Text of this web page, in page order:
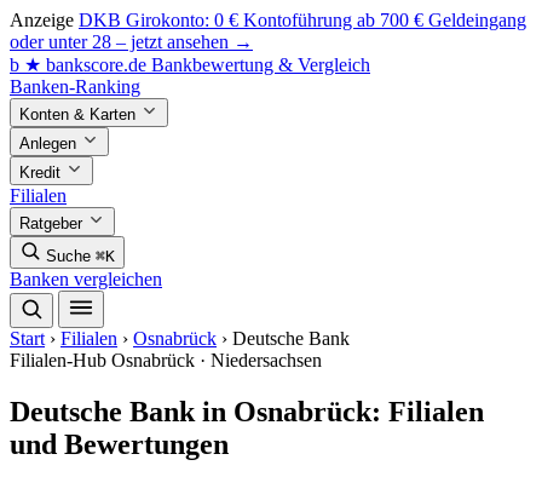
Anzeige DKB Girokonto: 0 € Kontoführung ab 700 € Geldeingang
oder unter 28 – jetzt ansehen →
b ★ bankscore.de Bankbewertung & Vergleich
Banken-Ranking
Konten & Karten
Anlegen
Kredit
Filialen
Ratgeber
Suche ⌘K
Banken vergleichen
Start › Filialen › Osnabrück › Deutsche Bank
Filialen-Hub Osnabrück · Niedersachsen
Deutsche Bank in Osnabrück: Filialen
und Bewertungen